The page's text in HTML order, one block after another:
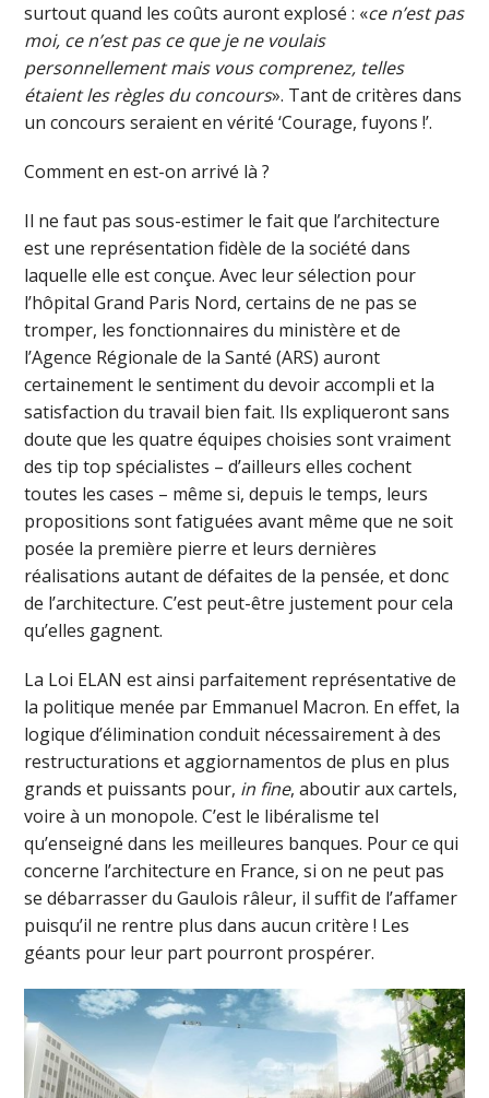
surtout quand les coûts auront explosé : «ce n’est pas
moi, ce n’est pas ce que je ne voulais
personnellement mais vous comprenez, telles
étaient les règles du concours». Tant de critères dans
un concours seraient en vérité ‘Courage, fuyons !’.
Comment en est-on arrivé là ?
Il ne faut pas sous-estimer le fait que l’architecture
est une représentation fidèle de la société dans
laquelle elle est conçue. Avec leur sélection pour
l’hôpital Grand Paris Nord, certains de ne pas se
tromper, les fonctionnaires du ministère et de
l’Agence Régionale de la Santé (ARS) auront
certainement le sentiment du devoir accompli et la
satisfaction du travail bien fait. Ils expliqueront sans
doute que les quatre équipes choisies sont vraiment
des tip top spécialistes – d’ailleurs elles cochent
toutes les cases – même si, depuis le temps, leurs
propositions sont fatiguées avant même que ne soit
posée la première pierre et leurs dernières
réalisations autant de défaites de la pensée, et donc
de l’architecture. C’est peut-être justement pour cela
qu’elles gagnent.
La Loi ELAN est ainsi parfaitement représentative de
la politique menée par Emmanuel Macron. En effet, la
logique d’élimination conduit nécessairement à des
restructurations et aggiornamentos de plus en plus
grands et puissants pour, in fine, aboutir aux cartels,
voire à un monopole. C’est le libéralisme tel
qu’enseigné dans les meilleures banques. Pour ce qui
concerne l’architecture en France, si on ne peut pas
se débarrasser du Gaulois râleur, il suffit de l’affamer
puisqu’il ne rentre plus dans aucun critère ! Les
géants pour leur part pourront prospérer.